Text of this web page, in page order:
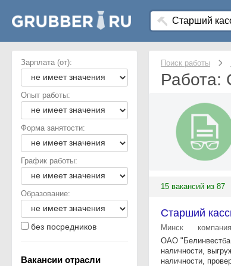
Поиск работы
Работа:
15 вакансий из 87
Старший
Минск
ОАО
наличности,
наличности,
Зарплата (от):
Опыт работы:
Форма занятости:
График работы:
Образование:
без посредников
Вакансии отрасли